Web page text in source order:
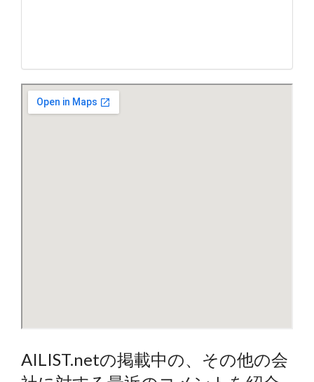
AILIST.netの掲載中の、その他の会